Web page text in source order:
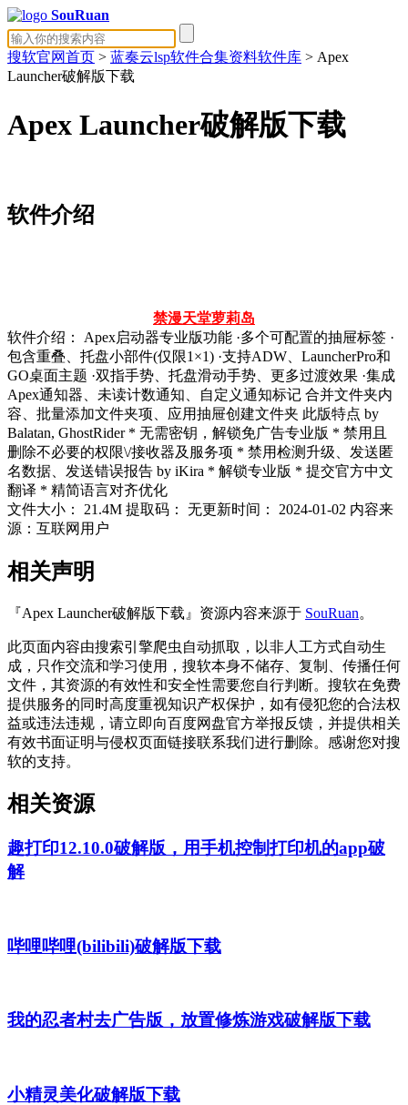
SouRuan
搜软官网首页 > 蓝奏云lsp软件合集资料软件库 > Apex
Launcher破解版下载
Apex Launcher破解版下载
软件介绍
禁漫天堂萝莉岛
软件介绍： Apex启动器专业版功能 ·多个可配置的抽屉标签 ·
包含重叠、托盘小部件(仅限1×1) ·支持ADW、LauncherPro和
GO桌面主题 ·双指手势、托盘滑动手势、更多过渡效果 ·集成
Apex通知器、未读计数通知、自定义通知标记 合并文件夹内
容、批量添加文件夹项、应用抽屉创建文件夹 此版特点 by
Balatan, GhostRider * 无需密钥，解锁免广告专业版 * 禁用且
删除不必要的权限\/接收器及服务项 * 禁用检测升级、发送匿
名数据、发送错误报告 by iKira * 解锁专业版 * 提交官方中文
翻译 * 精简语言对齐优化
文件大小：
21.4M 提取码： 无更新时间： 2024-01-02 内容来
源：互联网用户
相关声明
『Apex Launcher破解版下载』资源内容来源于 SouRuan。
此页面内容由搜索引擎爬虫自动抓取，以非人工方式自动生
成，只作交流和学习使用，搜软本身不储存、复制、传播任何
文件，其资源的有效性和安全性需要您自行判断。搜软在免费
提供服务的同时高度重视知识产权保护，如有侵犯您的合法权
益或违法违规，请立即向百度网盘官方举报反馈，并提供相关
有效书面证明与侵权页面链接联系我们进行删除。感谢您对搜
软的支持。
相关资源
趣打印12.10.0破解版，用手机控制打印机的app破
解
哔哩哔哩(bilibili)破解版下载
我的忍者村去广告版，放置修炼游戏破解版下载
小精灵美化破解版下载